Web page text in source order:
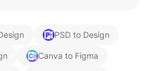
PSD to Design
Canva to Figma